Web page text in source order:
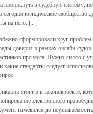
проникнуть в судебную систему,
юридическое сообщество
на него. [...]
сформировали круг
доверия в рамках онлайн-
процесса. Нужно ли это с
какие стандарты следует
стоит и в законопроекте,
электронного
изменился до